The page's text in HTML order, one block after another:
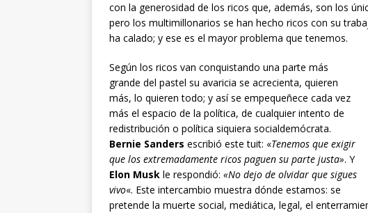
con la generosidad de los ricos que, además, son los
pero los multimillonarios se han hecho ricos con su
ha calado; y ese es el mayor problema que tenemos.
Según los ricos van conquistando una parte más
grande del pastel su avaricia se acrecienta, quieren
más, lo quieren todo; y así se empequeñece cada vez
más el espacio de la política, de cualquier intento de
redistribución o política siquiera socialdemócrata.
Bernie Sanders escribió este tuit: «Tenemos que exigir
que los extremadamente ricos paguen su parte justa». Y
Elon Musk le respondió: «No dejo de olvidar que sigues
vivo«. Este intercambio muestra dónde estamos: se
pretende la muerte social, mediática, legal, el